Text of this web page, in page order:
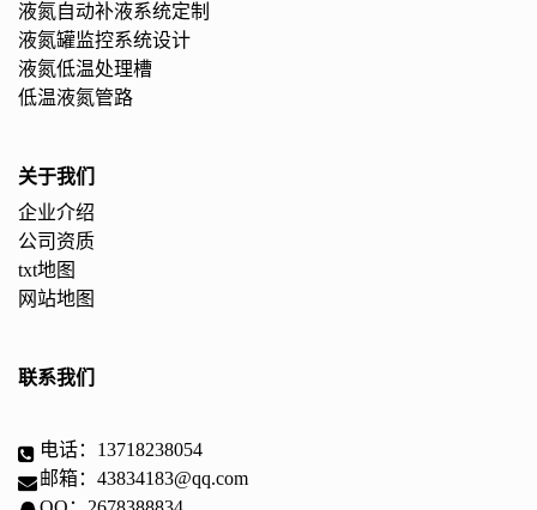
液氮自动补液系统定制
液氮罐监控系统设计
液氮低温处理槽
低温液氮管路
关于我们
企业介绍
公司资质
txt地图
网站地图
联系我们
电话：13718238054
邮箱：43834183@qq.com